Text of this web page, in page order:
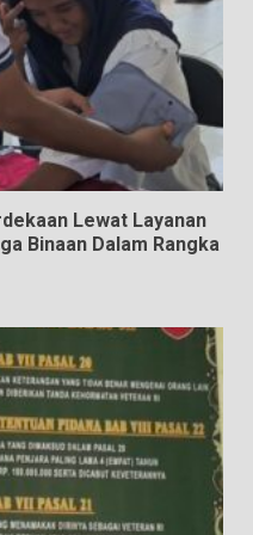
Lewat Layanan
Binaan Dalam Rangka